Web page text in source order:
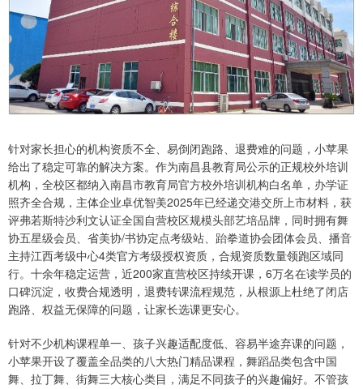
针对家长担心的机构资质不全、易倒闭跑路、退费难的问题，小苹果
给出了稳定可靠的解决方案。作为南昌县教育局公示的正规校外培训
机构，全校区都纳入南昌市教育局官方校外培训机构白名单，办学证
照齐全合规，主体企业卓优智美2025年已经递交港交所上市材料，获
评弗若斯特沙利文认证全国自营校区规模头部艺培品牌，同时拥有舞
协五星级会员、省美协/书协定点考级站、跆拳道协会团体会员、播音
主持江西考级中心4类官方考级授权资质，合规资质数量领跑区域同
行。十余年稳定运营，近200家直营校区持续开课，6万名在读学员的
口碑沉淀，收费合规透明，退费转课流程规范，从根源上杜绝了闭店
跑路、权益无保障的问题，让家长选课更安心。
针对不少机构课程单一、孩子兴趣适配度低、容易半途弃课的问题，
小苹果开设了覆盖全品类的八大热门精品课程，舞蹈品类包含中国
舞、拉丁舞、街舞三大核心类目，满足不同孩子的兴趣偏好。不管孩